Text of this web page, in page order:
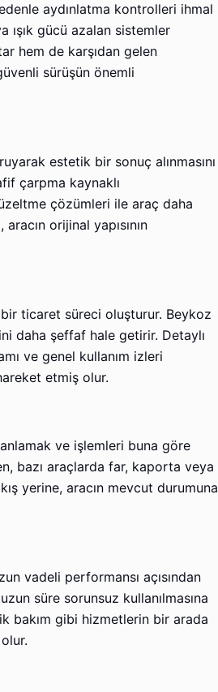
aydınlatma kontrolleri ihmal
ışık gücü azalan sistemler
hem de karşıdan gelen
sürüşün önemli
estetik bir sonuç alınmasını
çarpma kaynaklı
çözümleri ile araç daha
orijinal yapısının
bir ticaret süreci oluşturur. Beykoz
daha şeffaf hale getirir. Detaylı
ve genel kullanım izleri
etmiş olur.
ve işlemleri buna göre
bazı araçlarda far, kaporta veya
yerine, aracın mevcut durumuna
vadeli performansı açısından
süre sorunsuz kullanılmasına
bakım gibi hizmetlerin bir arada